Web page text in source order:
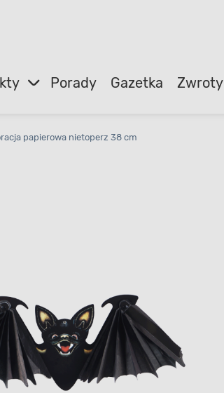
Porady Gazetka Zwroty
papierowa nietoperz 38 cm